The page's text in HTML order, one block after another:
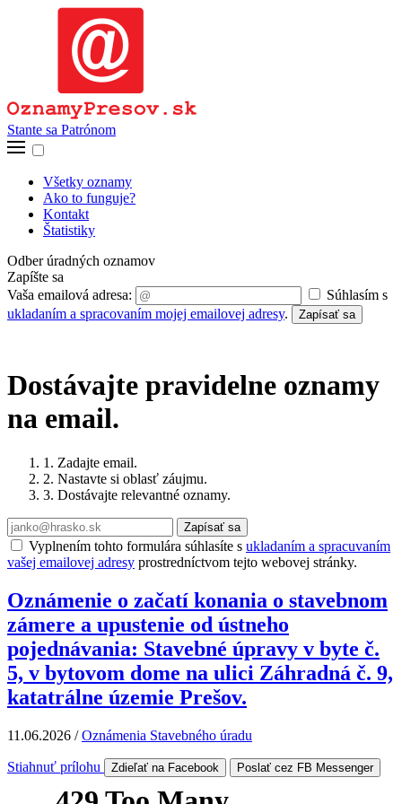
Stante sa Patrónom
Všetky oznamy
Ako to funguje?
Kontakt
Štatistiky
Odber úradných oznamov
Zapíšte sa
Vaša emailová adresa:
Súhlasím s
ukladaním a spracovaním mojej emailovej adresy. Zapísať sa
Dostávajte pravidelne oznamy
na email.
1. Zadajte email.
2. Nastavte si oblasť záujmu.
3. Dostávajte relevantné oznamy.
Zapísať sa
Vyplnením tohto formulára súhlasíte s ukladaním a spracuvaním
vašej emailovej adresy prostredníctvom tejto webovej stránky.
Oznámenie o začatí konania o stavebnom
zámere a upustenie od ústneho
pojednávania: Stavebné úpravy v byte č.
5, v bytovom dome na ulici Záhradná č. 9,
katatrálne územie Prešov.
11.06.2026 /Oznámenia Stavebného úradu
Stiahnuť prílohu Zdieľať na Facebook Poslať cez FB Messenger